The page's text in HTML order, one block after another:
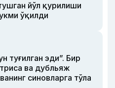
йўл қурилиши
ўқилди
туғилган эди”. Бир
ва дубльяж
синовларга тўла